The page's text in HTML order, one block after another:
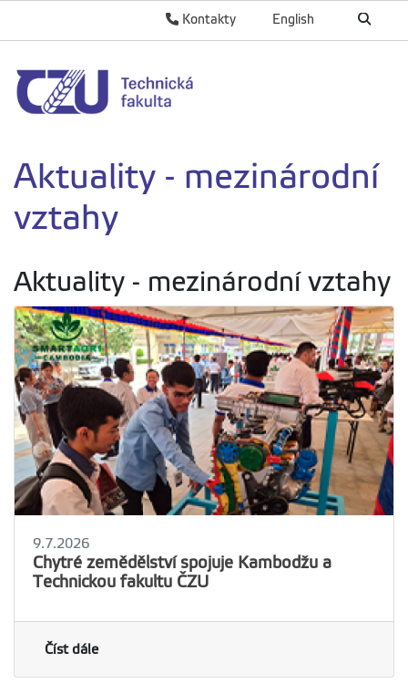
English
Kontakty
Aktuality - mezinárodní
vztahy
Aktuality - mezinárodní vztahy
9.7.2026
Chytré zemědělství spojuje Kambodžu a
Technickou fakultu ČZU
Číst dále